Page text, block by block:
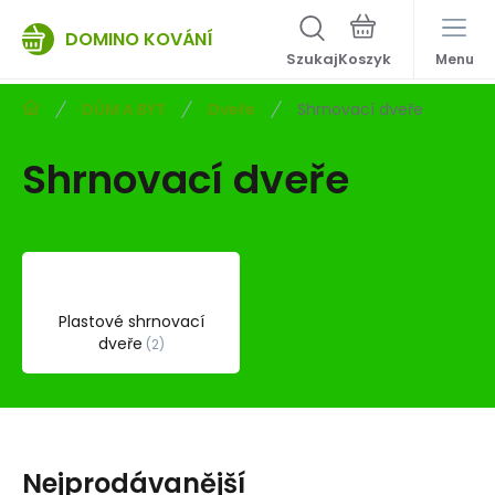
DOMINO KOVÁNÍ
Szukaj Menu
DŮM A BYT Dveře Shrnovací dveře
Shrnovací dveře
Plastové shrnovací
dveře 2
Nejprodávanější